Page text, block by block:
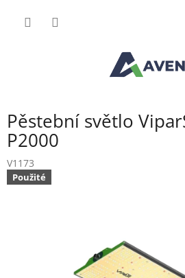
Pěstební světlo
P2000
V1173
Použité